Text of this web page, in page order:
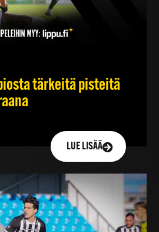
tärkeitä pisteitä
LUE LISÄÄ